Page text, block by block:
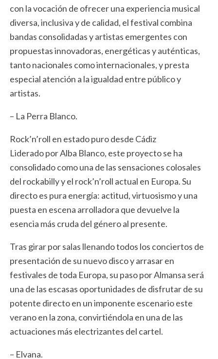
con la vocación de ofrecer una experiencia musical
diversa, inclusiva y de calidad, el festival combina
bandas consolidadas y artistas emergentes con
propuestas innovadoras, energéticas y auténticas,
tanto nacionales como internacionales, y presta
especial atención a la igualdad entre público y
artistas.
– La Perra Blanco.
Rock’n’roll en estado puro desde Cádiz
Liderado por Alba Blanco, este proyecto se ha
consolidado como una de las sensaciones colosales
del rockabilly y el rock’n’roll actual en Europa. Su
directo es pura energía: actitud, virtuosismo y una
puesta en escena arrolladora que devuelve la
esencia más cruda del género al presente.
Tras girar por salas llenando todos los conciertos de
presentación de su nuevo disco y arrasar en
festivales de toda Europa, su paso por Almansa será
una de las escasas oportunidades de disfrutar de su
potente directo en un imponente escenario este
verano en la zona, convirtiéndola en una de las
actuaciones más electrizantes del cartel.
– Elvana.